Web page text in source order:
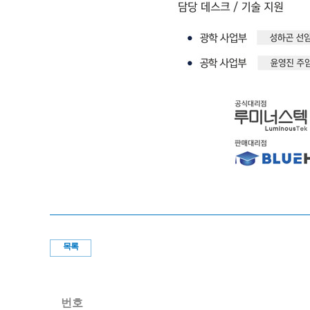
목록
번호